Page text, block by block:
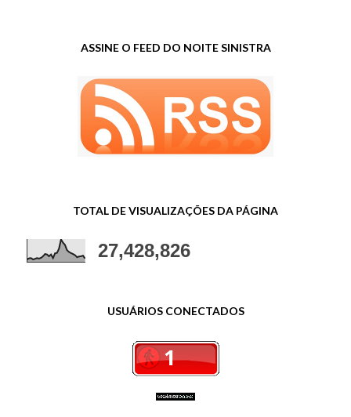
ASSINE O FEED DO NOITE SINISTRA
TOTAL DE VISUALIZAÇÕES DA PÁGINA
27,428,826
USUÁRIOS CONECTADOS